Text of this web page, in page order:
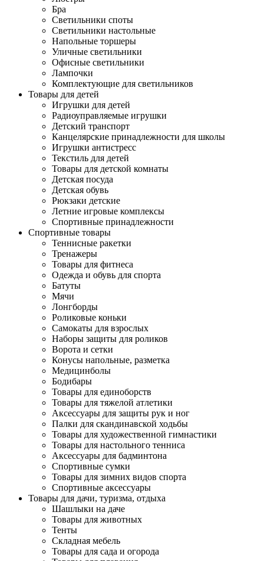
Бра
Светильники споты
Светильники настольные
Напольные торшеры
Уличные светильники
Офисные светильники
Лампочки
Комплектующие для светильников
Товары для детей
Игрушки для детей
Радиоуправляемые игрушки
Детский транспорт
Канцелярские принадлежности для школы
Игрушки антистресс
Текстиль для детей
Товары для детской комнаты
Детская посуда
Детская обувь
Рюкзаки детские
Летние игровые комплексы
Спортивные принадлежности
Спортивные товары
Теннисные ракетки
Тренажеры
Товары для фитнеса
Одежда и обувь для спорта
Батуты
Мячи
Лонгборды
Роликовые коньки
Самокаты для взрослых
Наборы защиты для роликов
Ворота и сетки
Конусы напольные, разметка
Медицинболы
Бодибары
Товары для единоборств
Товары для тяжелой атлетики
Аксессуары для защиты рук и ног
Палки для скандинавской ходьбы
Товары для художественной гимнастики
Товары для настольного тенниса
Аксессуары для бадминтона
Спортивные сумки
Товары для зимних видов спорта
Спортивные аксессуары
Товары для дачи, туризма, отдыха
Шашлыки на даче
Товары для животных
Тенты
Складная мебель
Товары для сада и огорода